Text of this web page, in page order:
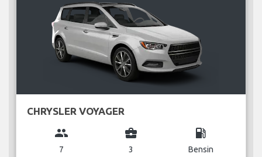
CHRYSLER VOYAGER
group
7
business_center
3
local_gas_station
Bensin